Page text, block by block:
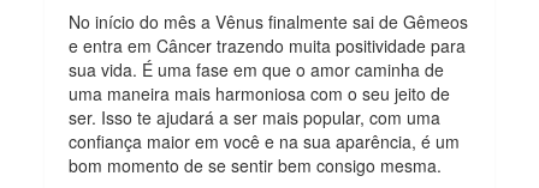
No início do mês a Vênus finalmente sai de Gêmeos
e entra em Câncer trazendo muita positividade para
sua vida. É uma fase em que o amor caminha de
uma maneira mais harmoniosa com o seu jeito de
ser. Isso te ajudará a ser mais popular, com uma
confiança maior em você e na sua aparência, é um
bom momento de se sentir bem consigo mesma.